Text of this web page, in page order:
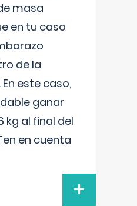
masa
en tu caso
de la
este caso,
ganar
kg al final del
en cuenta
+